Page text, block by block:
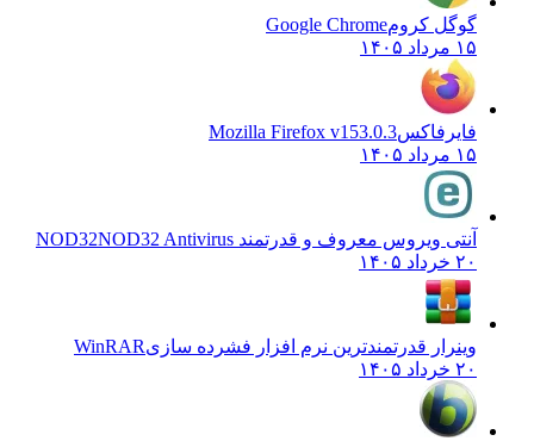
گوگل کرومGoogle Chrome
۱۵ مرداد ۱۴۰۵
فایرفاکس Mozilla Firefox v153.0.3
۱۵ مرداد ۱۴۰۵
آنتی ویروس معروف و قدرتمند NOD32 NOD32 Antivirus
۲۰ خرداد ۱۴۰۵
وینرار قدرتمندترین نرم افزار فشرده سازیWinRAR
۲۰ خرداد ۱۴۰۵